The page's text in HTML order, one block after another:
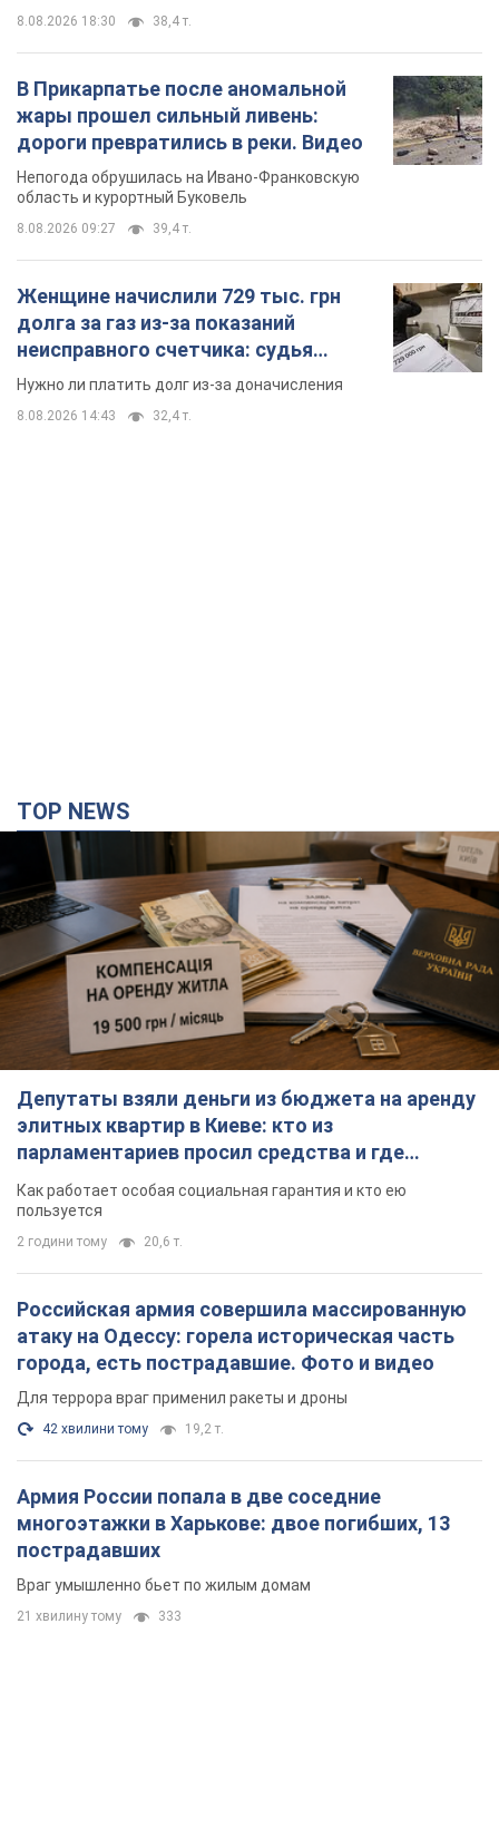
8.08.2026 18:30 38,4 т.
В Прикарпатье после аномальной
жары прошел сильный ливень:
дороги превратились в реки. Видео
Непогода обрушилась на Ивано-Франковскую
область и курортный Буковель
8.08.2026 09:27 39,4 т.
Женщине начислили 729 тыс. грн
долга за газ из-за показаний
неисправного счетчика: судья
вынес неожиданное решение
Нужно ли платить долг из-за доначисления
8.08.2026 14:43 32,4 т.
TOP NEWS
Депутаты взяли деньги из бюджета на аренду
элитных квартир в Киеве: кто из
парламентариев просил средства и где
поселился
Как работает особая социальная гарантия и кто ею
пользуется
2 години тому 20,6 т.
Российская армия совершила массированную
атаку на Одессу: горела историческая часть
города, есть пострадавшие. Фото и видео
Для террора враг применил ракеты и дроны
42 хвилини тому 19,2 т.
Армия России попала в две соседние
многоэтажки в Харькове: двое погибших, 13
пострадавших
Враг умышленно бьет по жилым домам
21 хвилину тому 333